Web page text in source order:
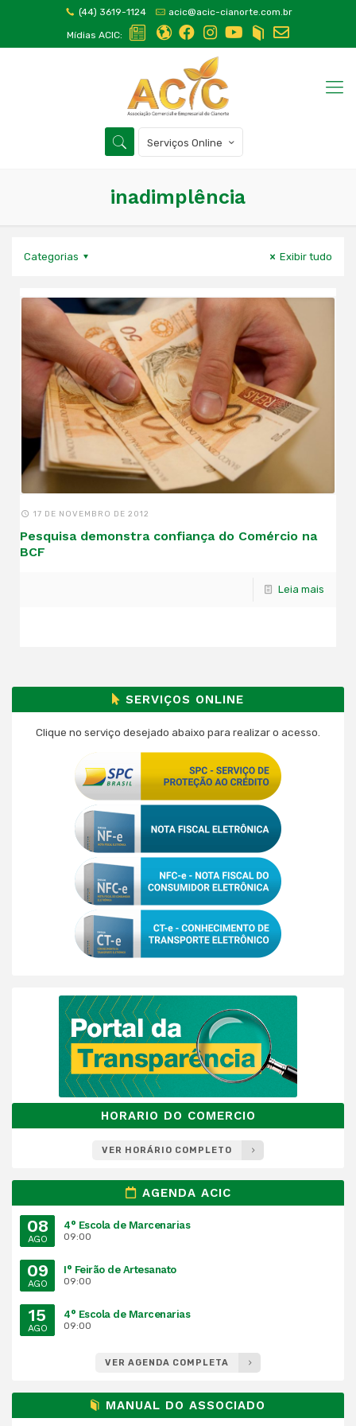
(44) 3619-1124 acic@acic-cianorte.com.br
Mídias ACIC:
Serviços Online
inadimplência
Categorias Exibir tudo
17 DE NOVEMBRO DE 2012
Pesquisa demonstra confiança do Comércio na
BCF
Leia mais
SERVIÇOS ONLINE
Clique no serviço desejado abaixo para realizar o acesso.
HORARIO DO COMERCIO
VER HORÁRIO COMPLETO
AGENDA ACIC
08
AGO
4° Escola de Marcenarias
09:00
09
AGO
I° Feirão de Artesanato
09:00
15
AGO
4° Escola de Marcenarias
09:00
VER AGENDA COMPLETA
MANUAL DO ASSOCIADO